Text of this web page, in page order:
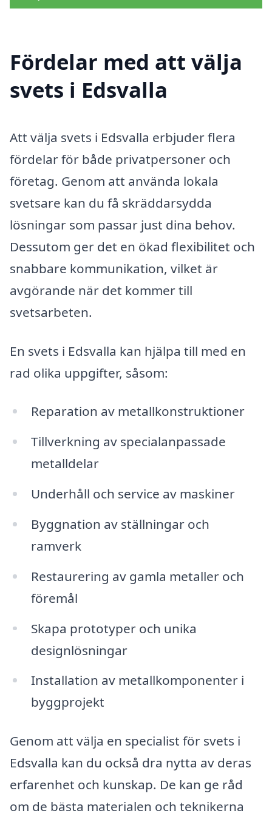
Fördelar med att välja
svets i Edsvalla
Att välja svets i Edsvalla erbjuder flera
fördelar för både privatpersoner och
företag. Genom att använda lokala
svetsare kan du få skräddarsydda
lösningar som passar just dina behov.
Dessutom ger det en ökad flexibilitet och
snabbare kommunikation, vilket är
avgörande när det kommer till
svetsarbeten.
En svets i Edsvalla kan hjälpa till med en
rad olika uppgifter, såsom:
Reparation av metallkonstruktioner
Tillverkning av specialanpassade
metalldelar
Underhåll och service av maskiner
Byggnation av ställningar och
ramverk
Restaurering av gamla metaller och
föremål
Skapa prototyper och unika
designlösningar
Installation av metallkomponenter i
byggprojekt
Genom att välja en specialist för svets i
Edsvalla kan du också dra nytta av deras
erfarenhet och kunskap. De kan ge råd
om de bästa materialen och teknikerna